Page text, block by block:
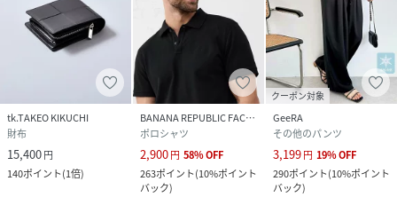
tk.TAKEO KIKUCHI
財布
15,400円
140ポイント(1倍)
BANANA REPUBLIC FACTORY STORE
ポロシャツ
2,900円 58%OFF
263ポイント(10%ポイント
バック)
クーポン対象
GeeRA
その他のパンツ
3,199円 19%OFF
290ポイント(10%ポイント
バック)